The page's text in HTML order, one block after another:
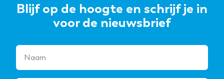
Blijf op de hoogte en schrijf je in
voor de nieuwsbrief